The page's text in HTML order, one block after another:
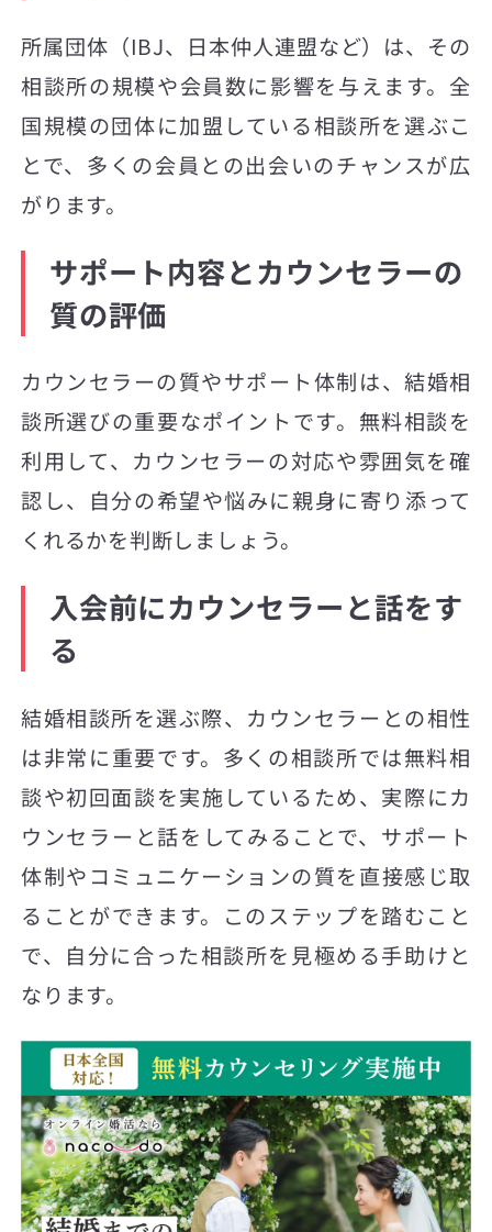
所属団体（IBJ、日本仲人連盟など）は、その
相談所の規模や会員数に影響を与えます。全
国規模の団体に加盟している相談所を選ぶこ
とで、多くの会員との出会いのチャンスが広
がります。
サポート内容とカウンセラーの
質の評価
カウンセラーの質やサポート体制は、結婚相
談所選びの重要なポイントです。無料相談を
利用して、カウンセラーの対応や雰囲気を確
認し、自分の希望や悩みに親身に寄り添って
くれるかを判断しましょう。
入会前にカウンセラーと話をす
る
結婚相談所を選ぶ際、カウンセラーとの相性
は非常に重要です。多くの相談所では無料相
談や初回面談を実施しているため、実際にカ
ウンセラーと話をしてみることで、サポート
体制やコミュニケーションの質を直接感じ取
ることができます。このステップを踏むこと
で、自分に合った相談所を見極める手助けと
なります。